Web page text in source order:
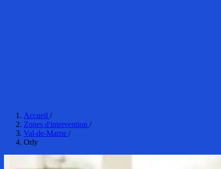
Accueil /
Zones d'intervention /
Val-de-Marne /
Orly